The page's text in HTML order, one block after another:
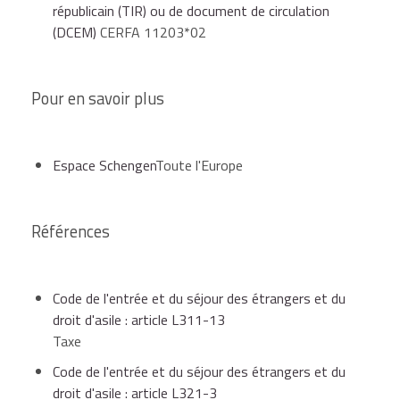
2 photos du mineur,
45 € ,
éventuellement, 1 enveloppe timbrée au tarif en
exigés.
Dans tous les cas, se renseigner auprès de sa sous-
préfecture ou de sa préfecture avant de se déplacer.
républicain (TIR) ou de document de circulation
(DCEM) CERFA 11203*02
Pour en savoir plus
Espace SchengenToute l'Europe
Références
Code de l'entrée et du séjour des étrangers et du
droit d'asile : article L311-13
Taxe
Code de l'entrée et du séjour des étrangers et du
droit d'asile : article L321-3